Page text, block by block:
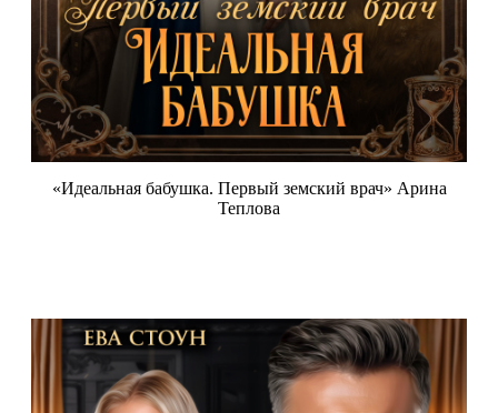
«Идеальная бабушка. Первый земский врач» Арина
Теплова